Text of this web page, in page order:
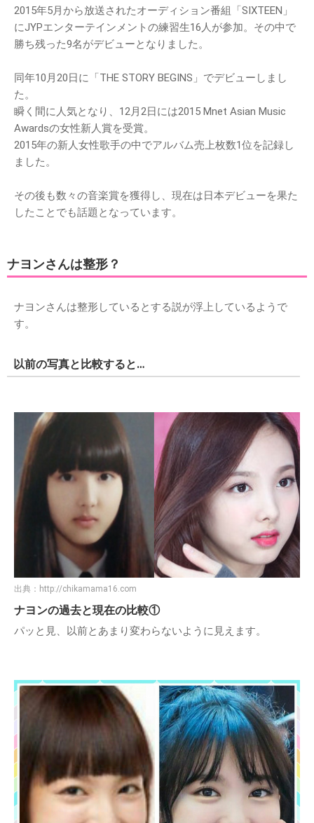
2015年5月から放送されたオーディション番組「SIXTEEN」
にJYPエンターテインメントの練習生16人が参加。その中で
勝ち残った9名がデビューとなりました。
同年10月20日に「THE STORY BEGINS」でデビューしまし
た。
瞬く間に人気となり、12月2日には2015 Mnet Asian Music
Awardsの女性新人賞を受賞。
2015年の新人女性歌手の中でアルバム売上枚数1位を記録し
ました。
その後も数々の音楽賞を獲得し、現在は日本デビューを果た
したことでも話題となっています。
ナヨンさんは整形？
ナヨンさんは整形しているとする説が浮上しているようで
す。
以前の写真と比較すると…
出典： http://chikamama16.com
ナヨンの過去と現在の比較①
パッと見、以前とあまり変わらないように見えます。